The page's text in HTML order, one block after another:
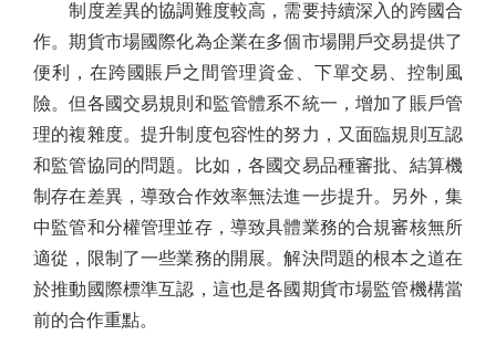
制度差異的協調難度較高，需要持續深入的跨國合
作。期貨市場國際化為企業在多個市場開戶交易提供了
便利，在跨國賬戶之間管理資金、下單交易、控制風
險。但各國交易規則和監管體系不統一，增加了賬戶管
理的複雜度。提升制度包容性的努力，又面臨規則互認
和監管協同的問題。比如，各國交易品種審批、結算機
制存在差異，導致合作效率無法進一步提升。另外，集
中監管和分權管理並存，導致具體業務的合規審核無所
適從，限制了一些業務的開展。解決問題的根本之道在
於推動國際標準互認，這也是各國期貨市場監管機構當
前的合作重點。